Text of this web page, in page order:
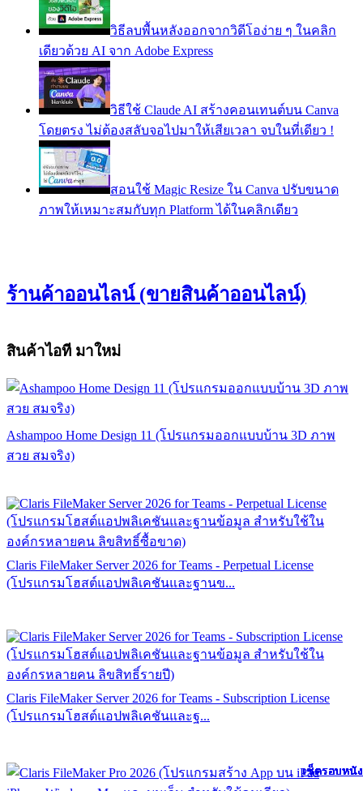
เช็ครอบหนัง
เช็ครอบหนัง
เช็ครอบหนัง
เช็ครอบหนัง
เช็ครอบหนัง
เช็ครอบหนัง
เช็ครอบหนัง
เช็ครอบหนัง
เช็ครอบหนัง
เช็ครอบหนัง
เช็ครอบหนัง
วิธีลบพื้นหลังออกจากวิดีโอง่าย ๆ ในคลิก
เดียวด้วย AI จาก Adobe Express
วิธีใช้ Claude AI สร้างคอนเทนต์บน Canva
โดยตรง ไม่ต้องสลับจอไปมาให้เสียเวลา จบในที่เดียว !
สอนใช้ Magic Resize ใน Canva ปรับขนาด
ภาพให้เหมาะสมกับทุก Platform ได้ในคลิกเดียว
ร้านค้าออนไลน์ (ขายสินค้าออนไลน์)
สินค้าไอที มาใหม่
Ashampoo Home Design 11 (โปรแกรมออกแบบบ้าน 3D ภาพ
สวย สมจริง)
Claris FileMaker Server 2026 for Teams - Perpetual License
(โปรแกรมโฮสต์แอปพลิเคชันและฐานข...
Claris FileMaker Server 2026 for Teams - Subscription License
(โปรแกรมโฮสต์แอปพลิเคชันและฐ...